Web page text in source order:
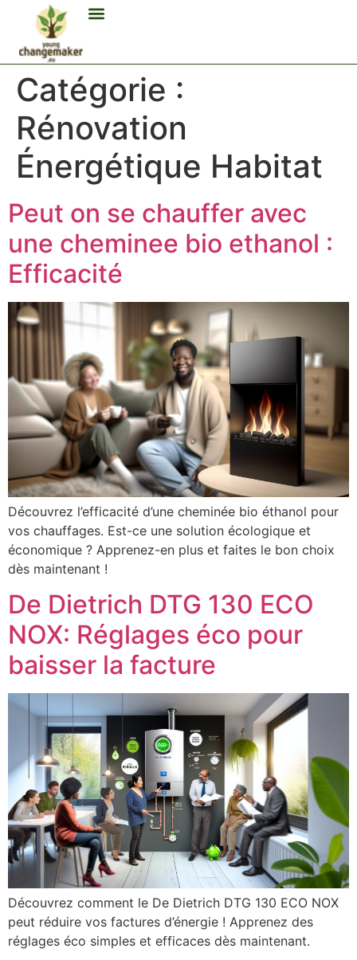
Catégorie :
Rénovation
Énergétique Habitat
Peut on se chauffer avec
une cheminee bio ethanol :
Efficacité
Découvrez l’efficacité d’une cheminée bio éthanol pour
vos chauffages. Est-ce une solution écologique et
économique ? Apprenez-en plus et faites le bon choix
dès maintenant !
De Dietrich DTG 130 ECO
NOX: Réglages éco pour
baisser la facture
Découvrez comment le De Dietrich DTG 130 ECO NOX
peut réduire vos factures d’énergie ! Apprenez des
réglages éco simples et efficaces dès maintenant.